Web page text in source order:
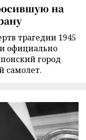
на
трагедии 1945
официально
город
самолет.